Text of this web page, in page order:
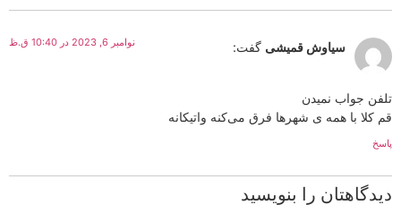
سیاوش قمیشی گفت: نوامبر 6, 2023 در 10:40 ق.ظ
تلفن جواب نمیدن
قم کلا با همه ی شهرها فرق می‌کنه واتیکانه
پاسخ
دیدگاهتان را بنویسید